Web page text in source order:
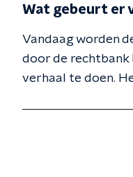
Wat gebeurt er
Vandaag worden
door de rechtbank
verhaal te doen.